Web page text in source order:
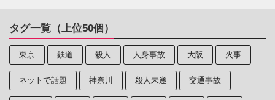
タグ一覧（上位50個）
東京 鉄道 殺人 人身事故 大阪 火事
ネットで話題 神奈川 殺人未遂 交通事故